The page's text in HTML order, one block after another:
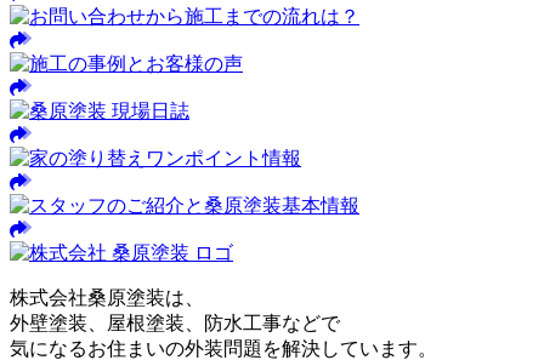
株式会社桑原塗装は、
外壁塗装、屋根塗装、防水工事などで
気になるお住まいの外装問題を解決しています。